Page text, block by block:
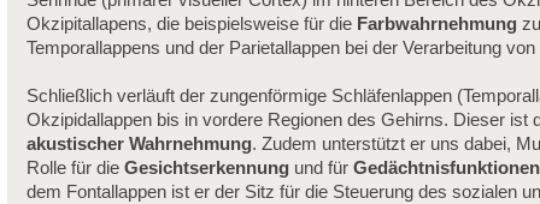
Okzipitallapens, die beispielsweise für die Farbwahrnehmung
Temporallappens und der Parietallappen bei der Verarbeitung
Schließlich verläuft der zungenförmige Schläfenlappen
Okzipidallappen bis in vordere Regionen des Gehirns. Dieser ist
akustischer Wahrnehmung. Zudem unterstützt er uns dabei,
Rolle für die Gesichtserkennungund für Gedächtnisfunktionen
dem Fontallappen ist er der Sitz für die Steuerung des sozialen